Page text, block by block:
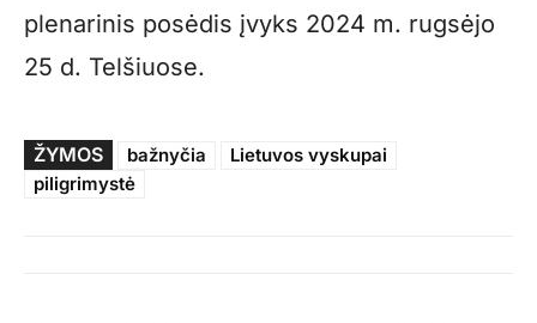
plenarinis posėdis įvyks 2024 m. rugsėjo
25 d. Telšiuose.
ŽYMOS bažnyčia
Lietuvos vyskupai
piligrimystė